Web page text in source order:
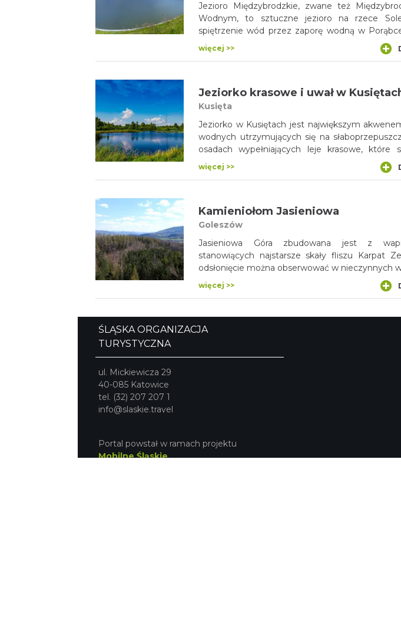
i Dworku Krasińskich. W okolicy stawu do
pole biwakowe, boiska do piłki plażowej
na których odbywają się plenerowe
Pstrąga, Jurajskie Lato Filmowe, zawody
Jezioro Międzybrodzkie, zwane też
Wodnym, to sztuczne jezioro na rzece
spiętrzenie wód przez zaporę wodną w
w 1937 roku. Celem jego budowy były funkcje
później jezioro zaczęło także pełnić rolę
interesujących szlaków wiodących na
do Beskidu Małego.
więcej >>
Jeziorko krasowe i uwał w
Kusięta
Jeziorko w Kusiętach jest największym
wodnych utrzymujących się na
osadach wypełniających leje krasowe, które
występują w rejonie Kusięta – Srocko – Małusy
tego rodzaju obiekty na Wyżynie Krakowsko-
więcej >>
Kamieniołom Jasieniowa
Goleszów
Jasieniowa Góra zbudowana jest z
stanowiących najstarsze skały fliszu Karpat
odsłonięcie można obserwować w nieczynnych
więcej >>
ŚLĄSKA ORGANIZACJA
TURYSTYCZNA
ul. Mickiewicza 29
40-085 Katowice
tel. (32) 207 207 1
info@slaskie.travel
Portal powstał w ramach projektu
Mobilne Śląskie